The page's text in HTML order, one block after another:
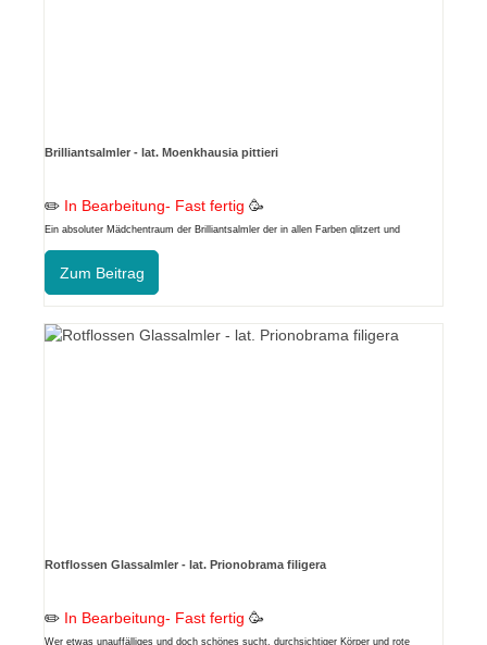
Brilliantsalmler - lat. Moenkhausia pittieri
✏️ In Bearbeitung- Fast fertig 🥳
Ein absoluter Mädchentraum der Brilliantsalmler der in allen Farben glitzert und
Zum Beitrag
Rotflossen Glassalmler - lat. Prionobrama filigera
✏️ In Bearbeitung- Fast fertig 🥳
Wer etwas unauffälliges und doch schönes sucht, durchsichtiger Körper und rote